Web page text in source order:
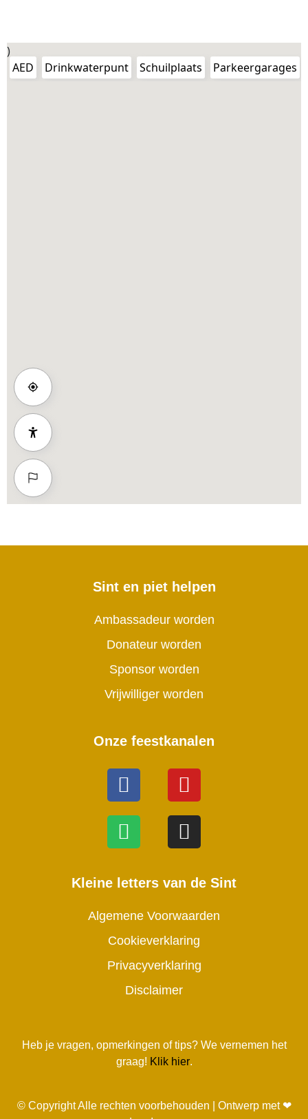
Sint en piet helpen
Ambassadeur worden
Donateur worden
Sponsor worden
Vrijwilliger worden
Onze feestkanalen
Kleine letters van de Sint
Algemene Voorwaarden
Cookieverklaring
Privacyverklaring
Disclaimer
Heb je vragen, opmerkingen of tips? We vernemen het
graag! Klik hier.
© Copyright Alle rechten voorbehouden | Ontwerp met ❤